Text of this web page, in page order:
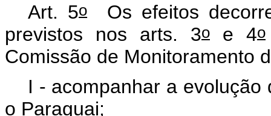
Art. 5oOs efeitos
previstos nos arts. 3o e 4o
Comissão de Monitoramento
I - acompanhar a
o Paraguai;